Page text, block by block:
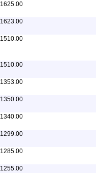
1625.00
1623.00
1510.00
1510.00
1353.00
1350.00
1340.00
1299.00
1285.00
1255.00